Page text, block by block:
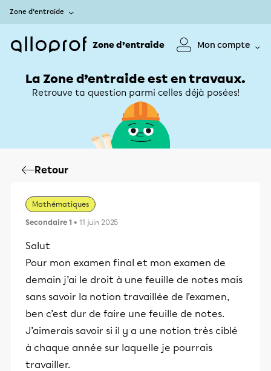
Zone d’entraide
Zone d’entraide Mon compte
La Zone d’entraide est en travaux.
Retrouve ta question parmi celles déjà posées!
Retour
Mathématiques
Secondaire 1 • 11 juin 2025
Salut
Pour mon examen final et mon examen de
demain j’ai le droit à une feuille de notes mais
sans savoir la notion travaillée de l’examen,
ben c’est dur de faire une feuille de notes.
J’aimerais savoir si il y a une notion très ciblé
à chaque année sur laquelle je pourrais
travailler.